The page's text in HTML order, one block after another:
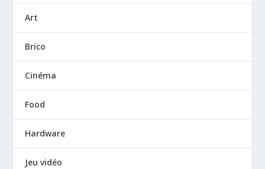
Art
Brico
Cinéma
Food
Hardware
Jeu vidéo